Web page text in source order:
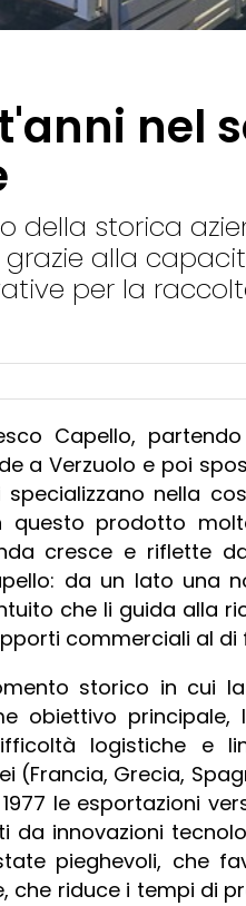
nel
della storica
alla
per la
Capello,
a Verzuolo e poi
nella
prodotto
cresce e riflette
da un lato una
che li guida alla
commerciali al di
storico in cui
obiettivo principale,
logistiche e
(Francia, Grecia,
le esportazioni
da innovazioni
pieghevoli, che
che riduce i tempi di